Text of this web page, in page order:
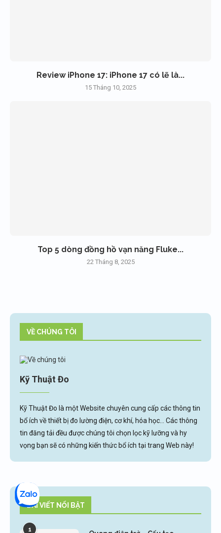
Review iPhone 17: iPhone 17 có lẽ là...
15 Tháng 10, 2025
Top 5 dòng đồng hồ vạn năng Fluke...
22 Tháng 8, 2025
VỀ CHÚNG TÔI
Kỹ Thuật Đo
Kỹ Thuật Đo là một Website chuyên cung cấp các thông tin
bổ ích về thiết bị đo lường điện, cơ khí, hóa học... Các thông
tin đăng tải đều được chúng tôi chọn lọc kỹ lưỡng và hy
vọng bạn sẽ có những kiến thức bổ ích tại trang Web này!
BÀI VIẾT NỔI BẬT
1